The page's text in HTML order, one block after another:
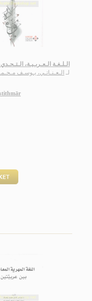
الـلـغـة الـعـربـيـة،
لـ الـعـنـاتـي، يـوسـف